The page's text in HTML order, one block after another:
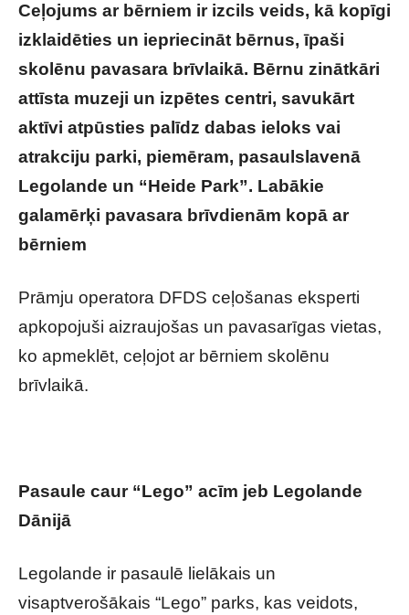
Ceļojums ar bērniem ir izcils veids, kā kopīgi
izklaidēties un iepriecināt bērnus, īpaši
skolēnu pavasara brīvlaikā. Bērnu zinātkāri
attīsta muzeji un izpētes centri, savukārt
aktīvi atpūsties palīdz dabas ieloks vai
atrakciju parki, piemēram, pasaulslavenā
Legolande un “Heide Park”. Labākie
galamērķi pavasara brīvdienām kopā ar
bērniem
Prāmju operatora DFDS ceļošanas eksperti
apkopojuši aizraujošas un pavasarīgas vietas,
ko apmeklēt, ceļojot ar bērniem skolēnu
brīvlaikā.
Pasaule caur “Lego” acīm jeb Legolande
Dānijā
Legolande ir pasaulē lielākais un
visaptverošākais “Lego” parks, kas veidots,